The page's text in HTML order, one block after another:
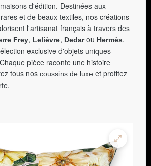
d'édition. Destinées aux
et de beaux textiles, nos créations
l'artisanat français à travers des
Frey, Lelièvre, Dedarou Hermès.
exclusive d'objets uniques
pièce raconte une histoire
tous nos coussins de luxe et profitez